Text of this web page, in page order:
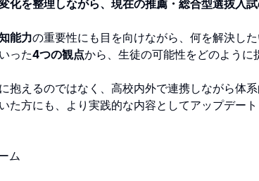
化を整理しながら、現在の推薦・総合型選抜入
能力の重要性にも目を向けながら、何を解決し
った4つの観点から、生徒の可能性をどのよう
抱えるのではなく、高校内外で連携しながら体
た方にも、より実践的な内容としてアップデー
ム